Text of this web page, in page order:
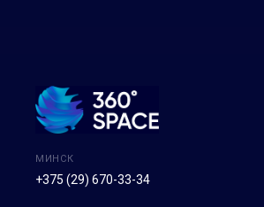
МИНСК
+375 (29) 670-33-34